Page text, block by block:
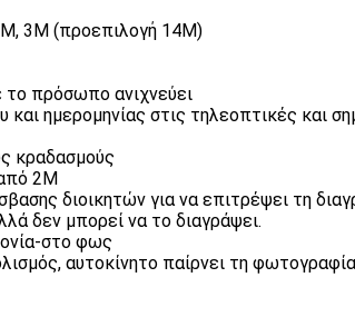
3M (προεπιλογή 14M)
το πρόσωπο ανιχνεύει
ημερομηνίας στις τηλεοπτικές και
κραδασμούς
2M
διοικητών για να επιτρέψει τη
δεν μπορεί να το διαγράψει.
στο φως
αυτοκίνητο παίρνει τη